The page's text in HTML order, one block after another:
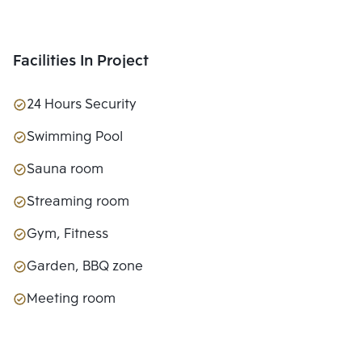
Facilities In Project
24 Hours Security
Swimming Pool
Sauna room
Streaming room
Gym, Fitness
Garden, BBQ zone
Meeting room